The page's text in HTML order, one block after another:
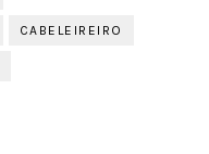
CABELEIREIRO